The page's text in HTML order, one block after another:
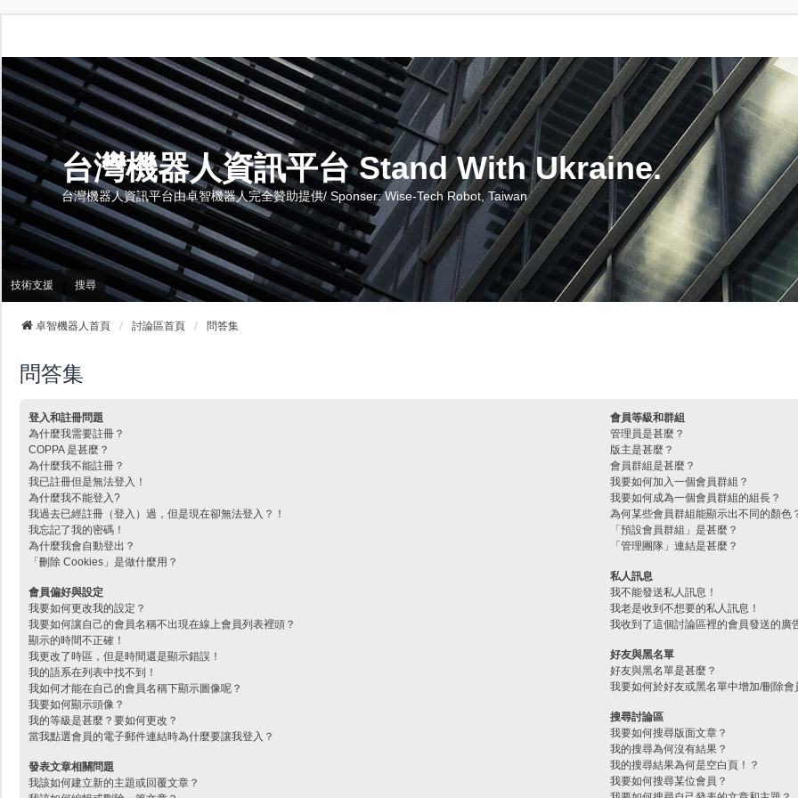
台灣機器人資訊平台 Stand With Ukraine.
台灣機器人資訊平台由卓智機器人完全贊助提供/ Sponser: Wise-Tech Robot, Taiwan
技術支援 搜尋
卓智機器人首頁 討論區首頁 問答集
問答集
登入和註冊問題
為什麼我需要註冊？
COPPA 是甚麼？
為什麼我不能註冊？
我已註冊但是無法登入！
為什麼我不能登入?
我過去已經註冊（登入）過，但是現在卻無法登入？！
我忘記了我的密碼！
為什麼我會自動登出？
「刪除 Cookies」是做什麼用？
會員偏好與設定
我要如何更改我的設定？
我要如何讓自己的會員名稱不出現在線上會員列表裡頭？
顯示的時間不正確！
我更改了時區，但是時間還是顯示錯誤！
我的語系在列表中找不到！
我如何才能在自己的會員名稱下顯示圖像呢？
我要如何顯示頭像？
我的等級是甚麼？要如何更改？
當我點選會員的電子郵件連結時為什麼要讓我登入？
發表文章相關問題
我該如何建立新的主題或回覆文章？
會員等級和群組
管理員是甚麼？
版主是甚麼？
會員群組是甚麼？
我要如何加入一個會員群組？
我要如何成為一個會員群組的組長？
為何某些會員群組能顯示出不同的顏色
「預設會員群組」是甚麼？
「管理團隊」連結是甚麼？
私人訊息
我不能發送私人訊息！
我老是收到不想要的私人訊息！
我收到了這個討論區裡的會員發送的廣
好友與黑名單
好友與黑名單是甚麼？
我要如何於好友或黑名單中增加/刪除會
搜尋討論區
我要如何搜尋版面文章？
我的搜尋為何沒有結果？
我的搜尋結果為何是空白頁！？
我要如何搜尋某位會員？